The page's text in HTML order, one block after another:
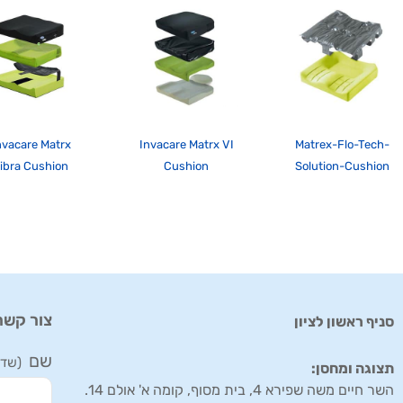
Matrex-Flo-Tech-
Solution-Cushion
Invacare Matrx VI
Cushion
Matrx
Cushion
סניף ראשון לציון
תצוגה ומחסן:
השר חיים משה שפירא 4, בית מסוף, קומה א' אולם 14.
צור
שם